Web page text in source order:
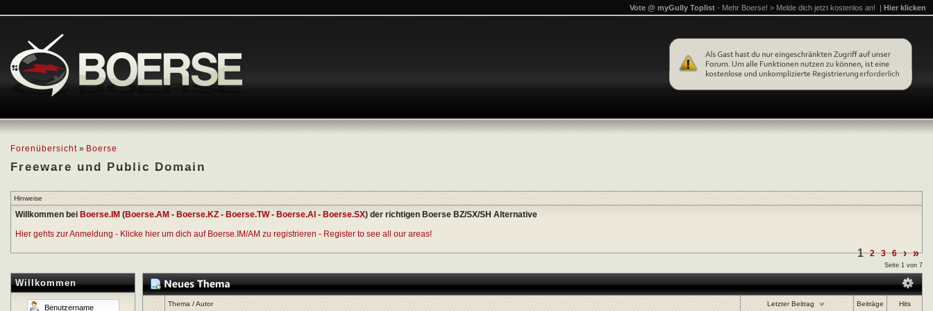
Forenübersicht » Boerse
Freeware und Public Domain
Vote @ myGully Toplist - Mehr Boerse! > Melde dich jetzt kostenlos an! | Hier klicken
Hinweise
Willkommen bei Boerse.IM (Boerse.AM - Boerse.KZ - Boerse.TW- Boerse.AI - Boerse.SX) der richtigen Boerse BZ/SX/SH Alternative
Hier gehts zur Anmeldung - Klicke hier um dich auf Boerse.IM/AM zu registrieren - Register to see all our areas!
Willkommen
1 2 3 6 › »
Seite 1 von 7
Thema/Autor Letzter Beitrag Beiträge Hits